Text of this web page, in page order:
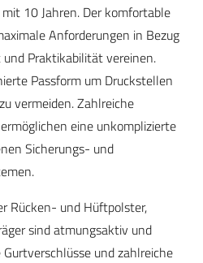
10 Jahren. Der komfortable
Anforderungen in Bezug
Praktikabilität vereinen.
Passform um Druckstellen
vermeiden. Zahlreiche
eine unkomplizierte
Sicherungs- und
Rücken- und Hüftpolster,
sind atmungsaktiv und
und zahlreiche